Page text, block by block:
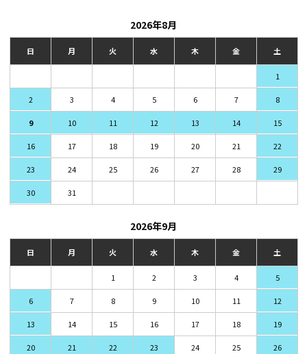
2026年8月
日 月 火 水 木 金 土
1
2 3 4 5 6 7 8
9 10 11 12 13 14 15
16 17 18 19 20 21 22
23 24 25 26 27 28 29
30 31
2026年9月
日 月 火 水 木 金 土
1 2 3 4 5
6 7 8 9 10 11 12
13 14 15 16 17 18 19
20 21 22 23 24 25 26